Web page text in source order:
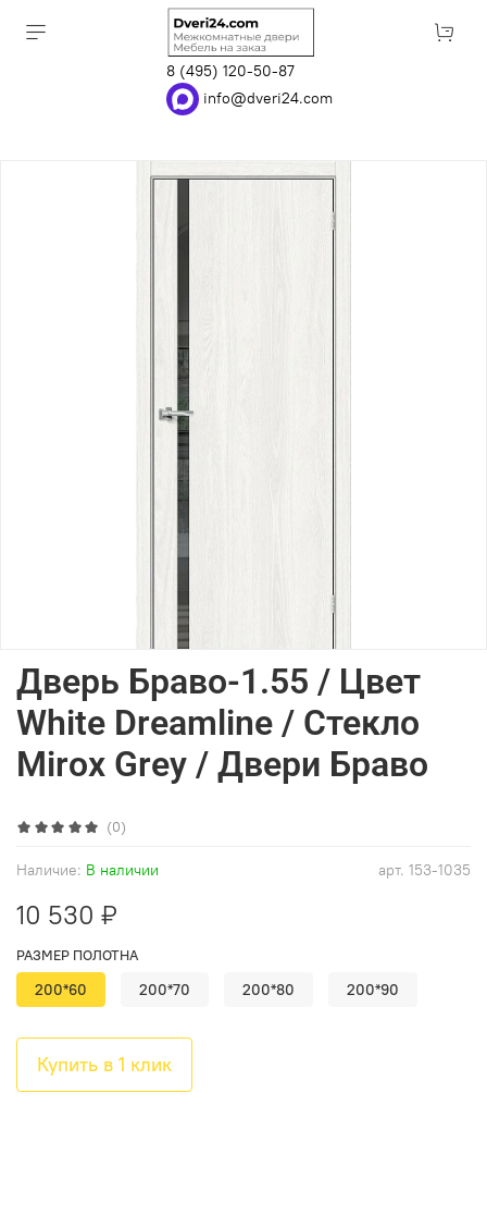
8 (495) 120-50-87
info@dveri24.com
(0)
арт. 153-1035
Наличие: В наличии
Дверь Браво-1.55 / Цвет
White Dreamline / Стекло
Mirox Grey / Двери Браво
10 530 ₽
Купить в 1 клик
РАЗМЕР ПОЛОТНА
200*60 200*70 200*80 200*90